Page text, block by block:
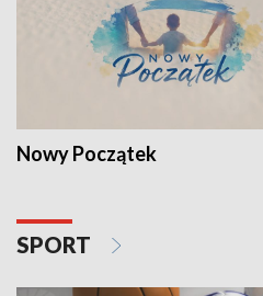
Nowy Początek
SPORT